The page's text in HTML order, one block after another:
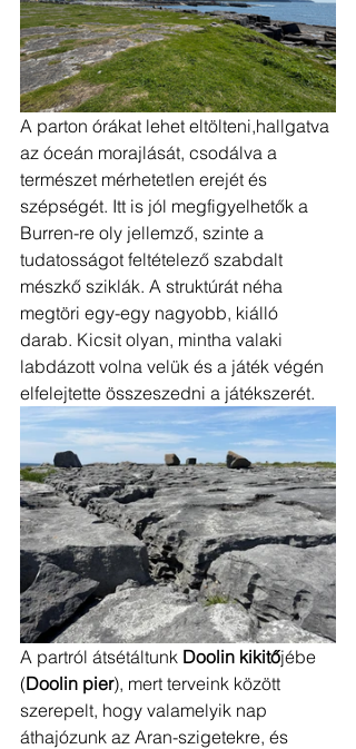
A parton órákat lehet eltölteni,hallgatva
az óceán morajlását, csodálva a
természet mérhetetlen erejét és
szépségét. Itt is jól megfigyelhetők a
Burren-re oly jellemző, szinte a
tudatosságot feltételező szabdalt
mészkő sziklák. A struktúrát néha
megtöri egy-egy nagyobb, kiálló
darab. Kicsit olyan, mintha valaki
labdázott volna velük és a játék végén
elfelejtette összeszedni a játékszerét.
A partról átsétáltunk Doolin kikitőjébe
(Doolin pier), mert terveink között
szerepelt, hogy valamelyik nap
áthajózunk az Aran-szigetekre, és